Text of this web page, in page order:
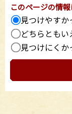
このページの情
見つけやすか
どちらともい
見つけにくか